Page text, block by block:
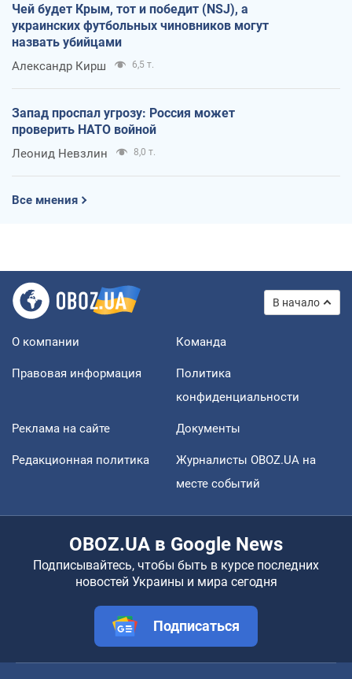
Чей будет Крым, тот и победит (NSJ), а
украинских футбольных чиновников могут
назвать убийцами
Александр Кирш 6,5 т.
Запад проспал угрозу: Россия может
проверить НАТО войной
Леонид Невзлин 8,0 т.
Все мнения
В начало
О компании Команда
Правовая информация
Политика
конфиденциальности
Реклама на сайте Документы
Редакционная политика
Журналисты OBOZ.UA на
месте событий
OBOZ.UA в Google News
Подписывайтесь, чтобы быть в курсе последних
новостей Украины и мира сегодня
Подписаться